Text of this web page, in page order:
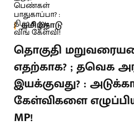
தமிழ்நாடு
தொகுதி
எதற்காக? ; தவெக
இயக்குவது? :
கேள்விகளை
MP!